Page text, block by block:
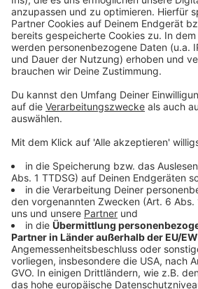
Dazu wird die Straße Reckenhöfe
Schmitzheide und Unterschelthof
Reckenhöfe ist laut Organisatoren
und 12 Uhr in Richtung Krefeld.
Krefeld im Bereich Hüls
Veranstaltung soll am
Anzeige
Wir halten Euch ab 6:00 Uhr in
auf dem aktuellsten Stand. Die
ab Montagmorgen auf ihrer
NRW Viersen) einen Live-Ticker
sowie bei X - vormals Twitter -
Position des Zuges bekannt geben.